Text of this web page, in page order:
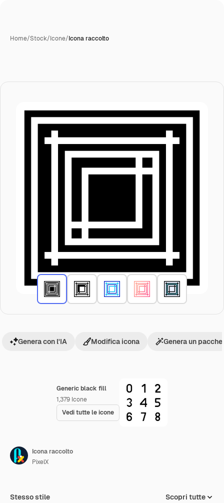
Home/Stock/Icone/Icona raccolto
Generic black fill
1,379 Icone
Vedi tutte le icone
Genera con l'IA Modifica icona Genera un
Icona raccolto
PixelX
Stesso stile Scopri tutte